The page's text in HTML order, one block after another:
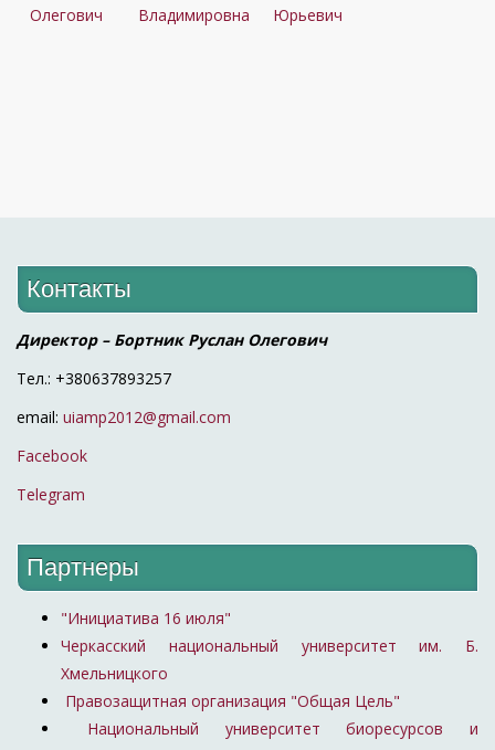
Олегович
Владимировна
Юрьевич
Контакты
Директор – Бортник Руслан Олегович
Тел.: +380637893257
email: uiamp2012@gmail.com
Facebook
Telegram
Партнеры
"Инициатива 16 июля"
Черкасский национальный университет им. Б.
Хмельницкого
Правозащитная организация "Общая Цель"
Национальный университет биоресурсов и